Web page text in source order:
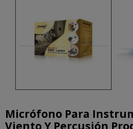
Micrófono Para
Viento Y Percusión